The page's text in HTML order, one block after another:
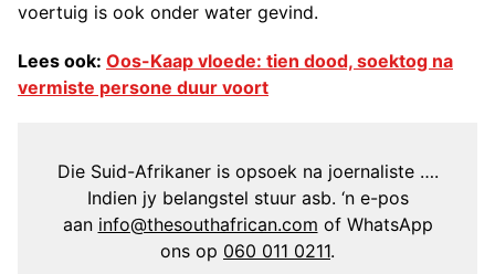
voertuig is ook onder water gevind.
Lees ook: Oos-Kaap vloede: tien dood, soektog na
vermiste persone duur voort
Die Suid-Afrikaner is opsoek na joernaliste ….
Indien jy belangstel stuur asb. ‘n e-pos
aan info@thesouthafrican.com of WhatsApp
ons op 060 011 0211.